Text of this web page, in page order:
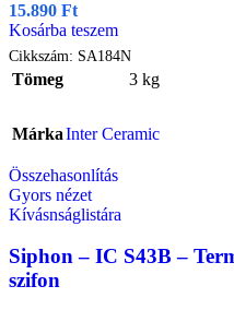
15.890 Ft
Kosárba teszem
Cikkszám: SA184N
Tömeg 3 kg
MárkaInter Ceramic
Összehasonlítás
Gyors nézet
Kívásnságlistára
Siphon – IC S43B –
szifon